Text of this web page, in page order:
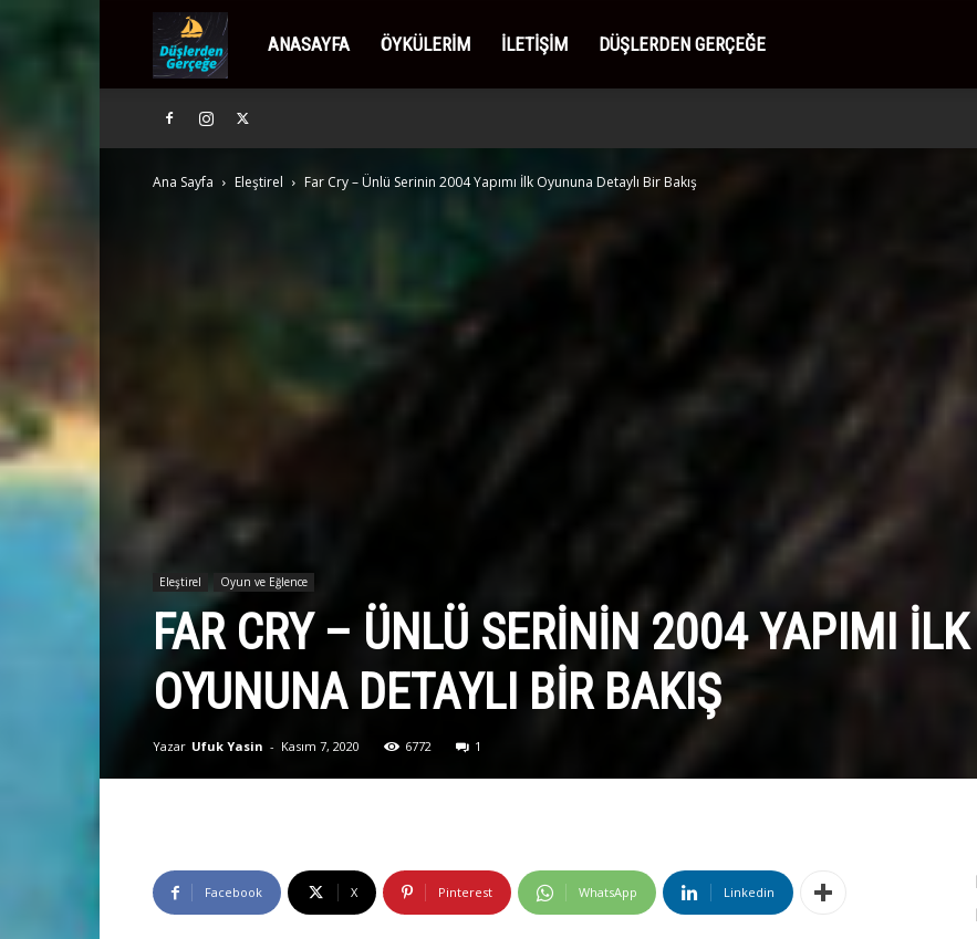
Düşlerden
ANASAYFA ÖYKÜLERIM İLETIŞIM DÜŞLERDEN GERÇEĞE
Ana Sayfa Eleştirel Far Cry – Ünlü Serinin 2004 Yapımı İlk Oyununa Detaylı Bir Bakış
Eleştirel Oyun ve Eğlence
FAR CRY – ÜNLÜ SERININ 2004 YAPIMI İLK
OYUNUNA DETAYLI BIR BAKIŞ
Yazar Ufuk Yasin - Kasım 7, 2020 6772 1
Facebook X Pinterest WhatsApp Linkedin